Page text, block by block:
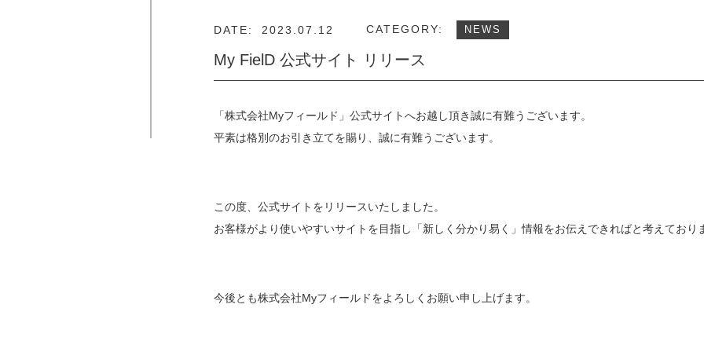
DATE: 2023.07.12 CATEGORY: NEWS
My FielD 公式サイト リリース
「株式会社Myフィールド 」公式サイトへお越し頂き誠に有難うございます。
平素は格別のお引き立てを賜り、誠に有難うございます。
この度、公式サイトをリリースいたしました。
お客様がより使いやすいサイトを目指し「新しく分かり易く」情報をお伝えできればと考えており
今後とも株式会社Myフィールドをよろしくお願い申し上げます。